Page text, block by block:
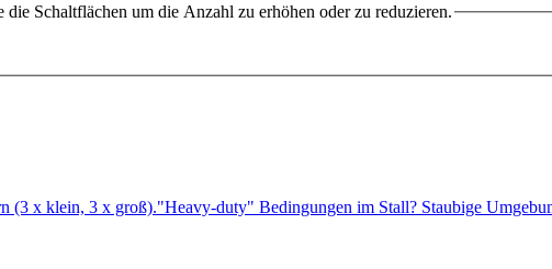
Schaltflächen um die Anzahl zu erhöhen oder zu reduzieren.
(3 x klein, 3 x groß)."Heavy-duty" Bedingungen im Stall? Staubige